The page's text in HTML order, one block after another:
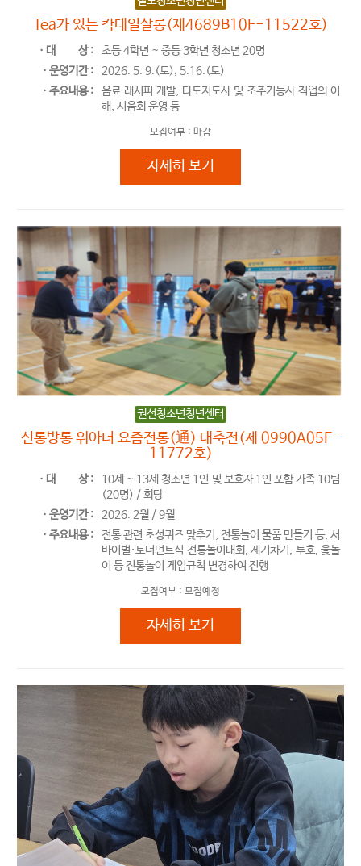
Tea가 있는 칵테일살롱(제4689B10F-11522호)
ㆍ대 상 :
초등 4학년 ~ 중등 3학년 청소년 20명
ㆍ운영기간 :
2026. 5. 9.(토), 5.16.(토)
ㆍ주요내용 :
음료 레시피 개발, 다도지도사 및 조주기능사 직업의 이
해, 시음회 운영 등
모집여부 : 마감
Tea가 있는 칵테일살롱(제
자세히 보기
권선청소년청년센터
신통방통 위아더 요즘전통(通) 대축전(제 0990A05F-
11772호)
ㆍ대 상 :
10세 ~ 13세 청소년 1인 및 보호자 1인 포함 가족 10팀
(20명) / 회당
ㆍ운영기간 :
2026. 2월 / 9월
ㆍ주요내용 :
전통 관련 초성퀴즈 맞추기, 전통놀이 물품 만들기 등, 서
바이벌·토너먼트식 전통놀이대회, 제기차기, 투호, 윷놀
이 등 전통놀이 게임규칙 변경하여 진행
모집여부 : 모집예정
신통방통 위아더 요즘전통(通) 대
자세히 보기